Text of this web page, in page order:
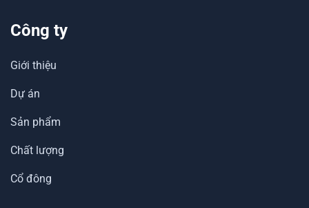
Công ty
Giới thiệu
Dự án
Sản phẩm
Chất lượng
Cổ đông